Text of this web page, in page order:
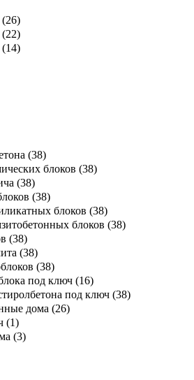
(26)
(22)
(14)
(38)
блоков (38)
(38)
(38)
блоков (38)
блоков (38)
(38)
(38)
(38)
под ключ (16)
под ключ (38)
дома (26)
(1)
(3)